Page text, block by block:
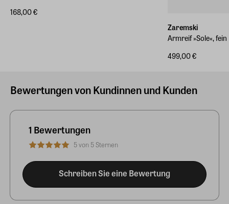
168,00 €
Zaremski
Armreif »Sole«, fein
499,00 €
Bewertungen von Kundinnen und Kunden
1 Bewertungen
5 von 5 Sternen
Schreiben Sie eine Bewertung